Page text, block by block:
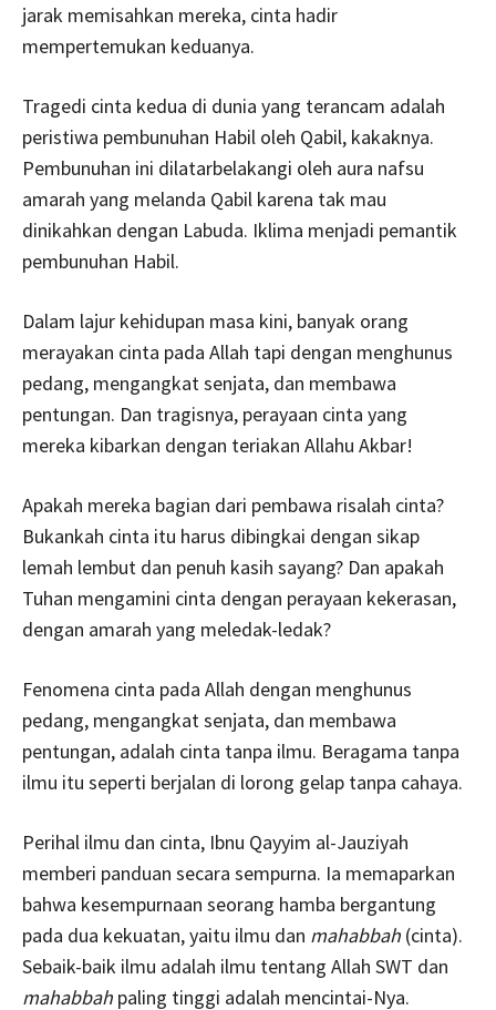
jarak memisahkan mereka, cinta hadir
mempertemukan keduanya.
Tragedi cinta kedua di dunia yang terancam adalah
peristiwa pembunuhan Habil oleh Qabil, kakaknya.
Pembunuhan ini dilatarbelakangi oleh aura nafsu
amarah yang melanda Qabil karena tak mau
dinikahkan dengan Labuda. Iklima menjadi pemantik
pembunuhan Habil.
Dalam lajur kehidupan masa kini, banyak orang
merayakan cinta pada Allah tapi dengan menghunus
pedang, mengangkat senjata, dan membawa
pentungan. Dan tragisnya, perayaan cinta yang
mereka kibarkan dengan teriakan Allahu Akbar!
Apakah mereka bagian dari pembawa risalah cinta?
Bukankah cinta itu harus dibingkai dengan sikap
lemah lembut dan penuh kasih sayang? Dan apakah
Tuhan mengamini cinta dengan perayaan kekerasan,
dengan amarah yang meledak-ledak?
Fenomena cinta pada Allah dengan menghunus
pedang, mengangkat senjata, dan membawa
pentungan, adalah cinta tanpa ilmu. Beragama tanpa
ilmu itu seperti berjalan di lorong gelap tanpa cahaya.
Perihal ilmu dan cinta, Ibnu Qayyim al-Jauziyah
memberi panduan secara sempurna. Ia memaparkan
bahwa kesempurnaan seorang hamba bergantung
pada dua kekuatan, yaitu ilmu dan mahabbah (cinta).
Sebaik-baik ilmu adalah ilmu tentang Allah SWT dan
mahabbah paling tinggi adalah mencintai-Nya.